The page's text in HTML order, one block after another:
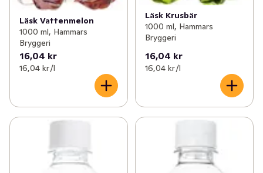
Läsk Vattenmelon
1000 ml, Hammars
Bryggeri
16,04 kr
16,04 kr /l
Läsk Krusbär
1000 ml, Hammars
Bryggeri
16,04 kr
16,04 kr /l